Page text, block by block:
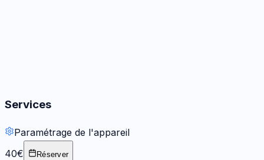
Services
Paramétrage de l'appareil
40€
Réserver